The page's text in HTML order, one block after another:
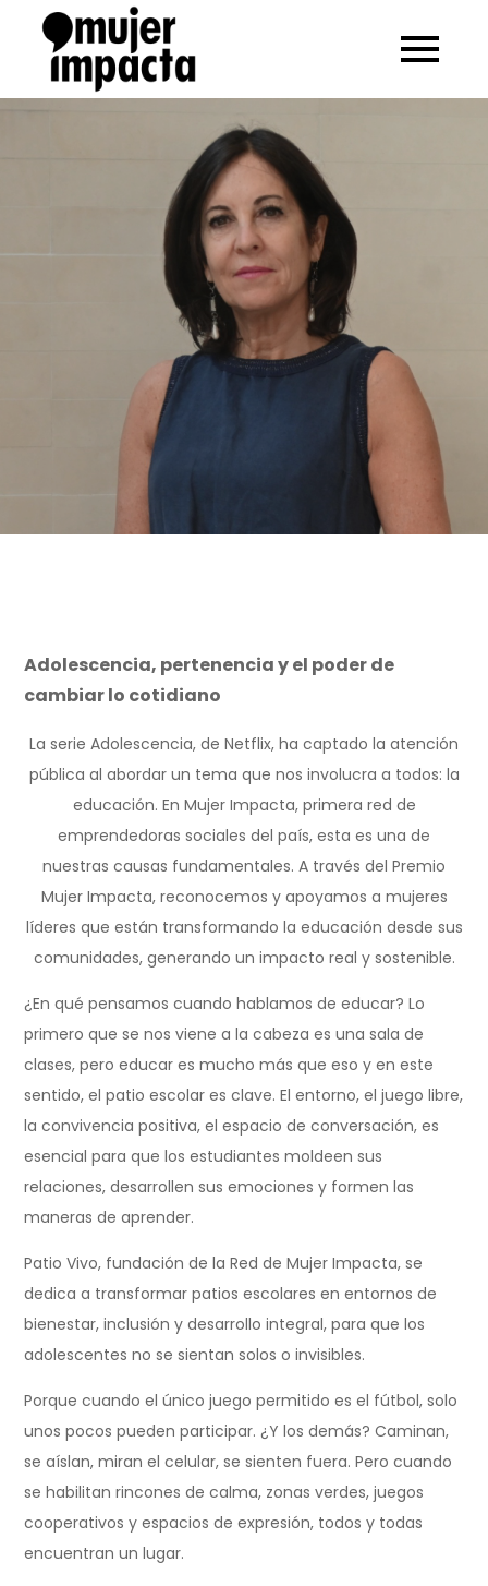
Adolescencia, pertenencia y el poder de
cambiar lo cotidiano
La serie Adolescencia, de Netflix, ha captado la atención
pública al abordar un tema que nos involucra a todos: la
educación. En Mujer Impacta, primera red de
emprendedoras sociales del país, esta es una de
nuestras causas fundamentales. A través del Premio
Mujer Impacta, reconocemos y apoyamos a mujeres
líderes que están transformando la educación desde sus
comunidades, generando un impacto real y sostenible.
¿En qué pensamos cuando hablamos de educar? Lo
primero que se nos viene a la cabeza es una sala de
clases, pero educar es mucho más que eso y en este
sentido, el patio escolar es clave. El entorno, el juego libre,
la convivencia positiva, el espacio de conversación, es
esencial para que los estudiantes moldeen sus
relaciones, desarrollen sus emociones y formen las
maneras de aprender.
Patio Vivo, fundación de la Red de Mujer Impacta, se
dedica a transformar patios escolares en entornos de
bienestar, inclusión y desarrollo integral, para que los
adolescentes no se sientan solos o invisibles.
Porque cuando el único juego permitido es el fútbol, solo
unos pocos pueden participar. ¿Y los demás? Caminan,
se aíslan, miran el celular, se sienten fuera. Pero cuando
se habilitan rincones de calma, zonas verdes, juegos
cooperativos y espacios de expresión, todos y todas
encuentran un lugar.